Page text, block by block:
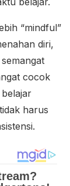
“mindful”
diri,
cocok
harus